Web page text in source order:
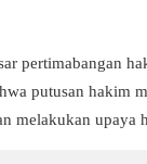
pertimabangan
putusan hakim
melakukan upaya